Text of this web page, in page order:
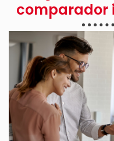
comparador